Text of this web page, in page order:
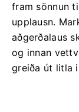
fram sönnun
upplausn.
aðgerðalaus
og innan
greiða út litla